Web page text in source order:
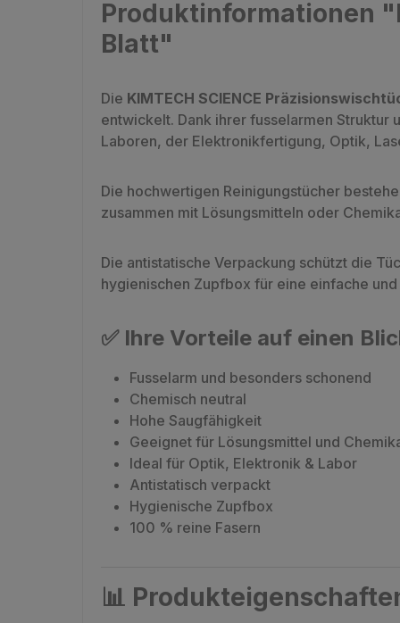
Produktinformationen
Blatt"
Die KIMTECH SCIENCE
entwickelt. Dank ihrer fusselarmen Struktur
Laboren, der Elektronikfertigung, Optik,
Die hochwertigen Reinigungstücher
zusammen mit Lösungsmitteln oder
Die antistatische Verpackung schützt die
hygienischen Zupfbox für eine einfache
✅ Ihre Vorteile auf einen
Fusselarm und besonders schonend
Chemisch neutral
Hohe Saugfähigkeit
Geeignet für Lösungsmittel und
Ideal für Optik, Elektronik & Labor
Antistatisch verpackt
Hygienische Zupfbox
100 % reine Fasern
📊